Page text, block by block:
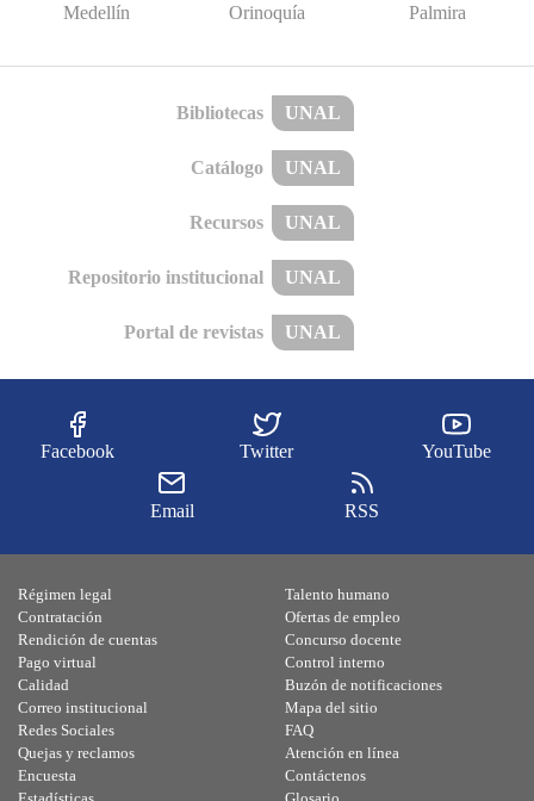
Medellín Orinoquía Palmira
Bibliotecas UNAL
Catálogo UNAL
Recursos UNAL
Repositorio institucional UNAL
Portal de revistas UNAL
Facebook Twitter YouTube
Email RSS
Régimen legal
Contratación
Rendición de cuentas
Pago virtual
Calidad
Talento humano
Ofertas de empleo
Concurso docente
Control interno
Buzón de notificaciones
Correo institucional
Redes Sociales
Quejas y reclamos
Encuesta
Mapa del sitio
FAQ
Atención en línea
Contáctenos